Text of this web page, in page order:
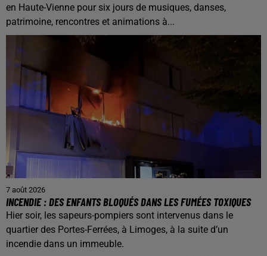
en Haute-Vienne pour six jours de musiques, danses,
patrimoine, rencontres et animations à...
7 août 2026
INCENDIE : DES ENFANTS BLOQUÉS DANS LES FUMÉES TOXIQUES
Hier soir, les sapeurs-pompiers sont intervenus dans le
quartier des Portes-Ferrées, à Limoges, à la suite d’un
incendie dans un immeuble.